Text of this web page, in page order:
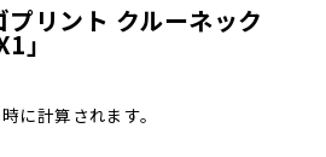
リント クルーネック
」
に計算されます。